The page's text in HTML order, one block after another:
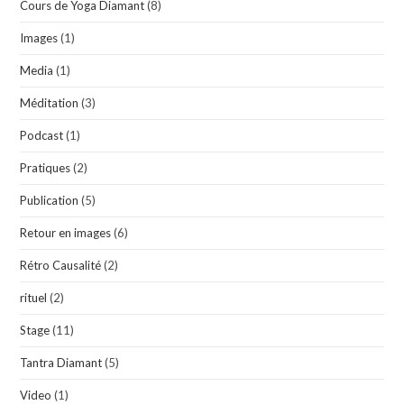
Cours de Yoga Diamant (8)
Images (1)
Media (1)
Méditation (3)
Podcast (1)
Pratiques (2)
Publication (5)
Retour en images (6)
Rétro Causalité (2)
rituel (2)
Stage (11)
Tantra Diamant (5)
Video (1)